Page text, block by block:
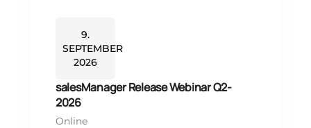
9.
SEPTEMBER
2026
salesManager Release Webinar Q2-
2026
Online